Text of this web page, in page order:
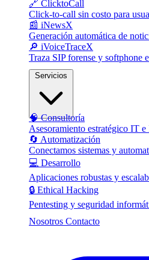
🔗 ClicktoCall
Click-to-call sin costo para
📰 iNewsX
Generación automática de
🔎 iVoiceTraceX
Traza SIP forense y softphone
Servicios
🧠 Consultoría
Asesoramiento estratégico IT e
🔄 Automatización
Conectamos sistemas y
💻 Desarrollo
Aplicaciones robustas y
🔒 Ethical Hacking
Pentesting y seguridad
Nosotros Contacto